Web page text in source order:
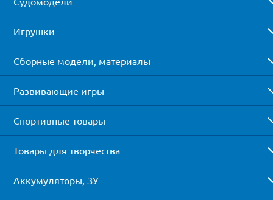
Игрушки
Сборные модели, материалы
Развивающие игры
Спортивные товары
Товары для творчества
Аккумуляторы, ЗУ